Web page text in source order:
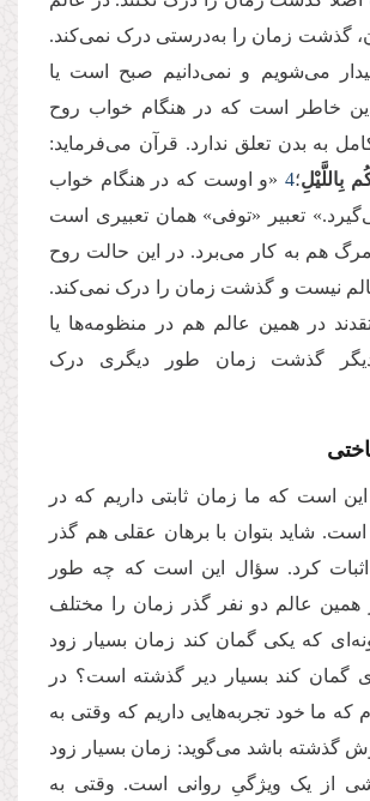
گذشت زمان را به‌درستی درک نمی‌کند.
می‌شویم و نمی‌دانیم صبح است یا
خاطر است که در هنگام خواب روح
به بدن تعلق ندارد. قرآن می‌فرماید:
بِاللَّیْلِ؛4 «و اوست که در هنگام خواب
تعبیر «توفی» همان تعبیری است
هم به کار می‌برد. در این حالت روح
نیست و گذشت زمان را درک نمی‌کند.
در همین عالم هم در منظومه‌ها یا
گذشت زمان طور دیگری درک
است که ما زمان ثابتی داریم که در
شاید بتوان با برهان عقلی هم گذر
اثبات کرد. سؤال این است که چه طور
عالم دو نفر گذر زمان را مختلف
که یکی گمان کند زمان بسیار زود
کند بسیار دیر گذشته است؟ در
که ما خود تجربه‌هایی داریم که وقتی به
گذشته باشد می‌گوید: زمان بسیار زود
از یک ویژگیِ روانی است. وقتی به